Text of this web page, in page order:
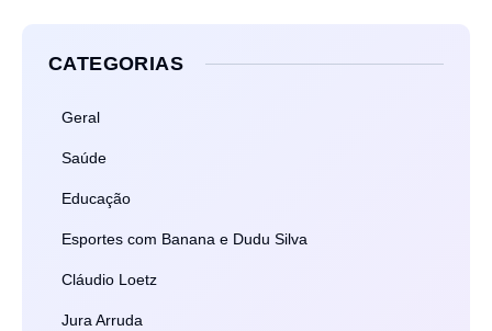
CATEGORIAS
Geral
Saúde
Educação
Esportes com Banana e Dudu Silva
Cláudio Loetz
Jura Arruda